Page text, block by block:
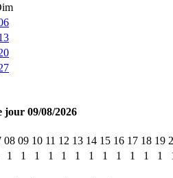
09/08/2026
08 09 10 11 12 13 14 15 16 17 18 19
1 1 1 1 1 1 1 1 1 1 1 1